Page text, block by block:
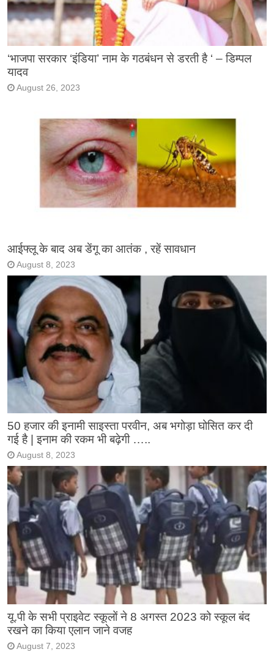
‘भाजपा सरकार ‘इंडिया’ नाम के गठबंधन से डरती है ‘ – डिम्पल
यादव
August 26, 2023
आईफ्लू के बाद अब डेंगू का आतंक , रहें सावधान
August 8, 2023
50 हजार की इनामी साइस्ता परवीन, अब भगोड़ा घोसित कर दी
गई है | इनाम की रकम भी बढ़ेगी …..
August 8, 2023
यू.पी के सभी प्राइवेट स्कूलों ने 8 अगस्त 2023 को स्कूल बंद
रखने का किया एलान जाने वजह
August 7, 2023